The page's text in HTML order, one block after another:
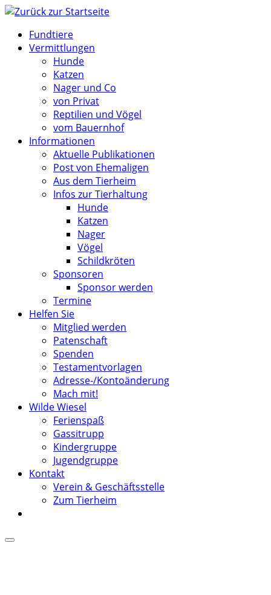
Zum
springenFundtiere
Vermittlungen
Hunde
Katzen
Nager und Co
von Privat
Reptilien und Vögel
vom Bauernhof
Informationen
Aktuelle Publikationen
Post von Ehemaligen
Aus dem Tierheim
Infos zur Tierhaltung
Hunde
Katzen
Nager
Vögel
Schildkröten
Sponsoren
Sponsor werden
Termine
Helfen Sie
Mitglied werden
Patenschaft
Spenden
Testamentvorlagen
Adresse-/Kontoänderung
Mach mit!
Wilde Wiesel
Ferienspaß
Gassitrupp
Kindergruppe
Jugendgruppe
Kontakt
Verein & Geschäftsstelle
Zum Tierheim